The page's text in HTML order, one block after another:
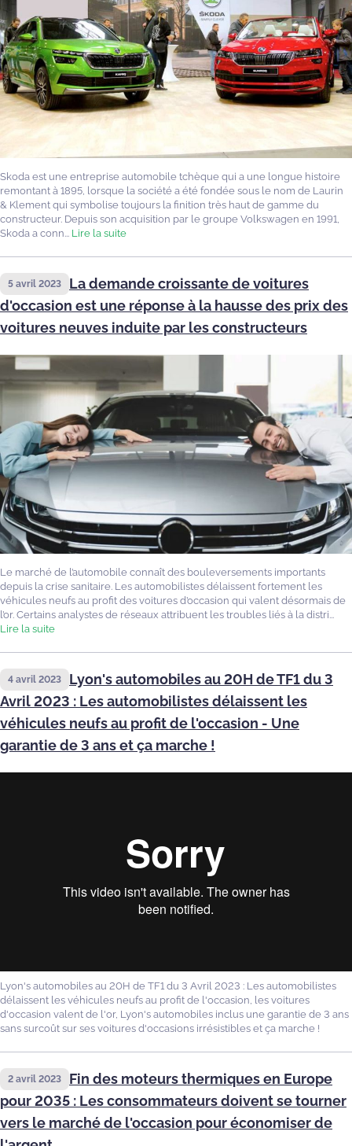
Skoda est une entreprise automobile tchèque qui a une longue histoire
remontant à 1895, lorsque la société a été fondée sous le nom de Laurin
& Klement qui symbolise toujours la finition très haut de gamme du
constructeur. Depuis son acquisition par le groupe Volkswagen en 1991,
Skoda a conn... Lire la suite
5 avril 2023
La demande croissante de voitures
d'occasion est une réponse à la hausse des prix des
voitures neuves induite par les constructeurs
Le marché de l’automobile connaît des bouleversements importants
depuis la crise sanitaire. Les automobilistes délaissent fortement les
véhicules neufs au profit des voitures d’occasion qui valent désormais de
l’or. Certains analystes de réseaux attribuent les troubles liés à la distri...
Lire la suite
4 avril 2023
Lyon's automobiles au 20H de TF1 du 3
Avril 2023 : Les automobilistes délaissent les
véhicules neufs au profit de l'occasion - Une
garantie de 3 ans et ça marche !
Lyon's automobiles au 20H de TF1 du 3 Avril 2023 : Les automobilistes
délaissent les véhicules neufs au profit de l'occasion, les voitures
d'occasion valent de l'or, Lyon's automobiles inclus une garantie de 3 ans
sans surcoût sur ses voitures d'occasions irrésistibles et ça marche !
2 avril 2023
Fin des moteurs thermiques en Europe
pour 2035 : Les consommateurs doivent se tourner
vers le marché de l'occasion pour économiser de